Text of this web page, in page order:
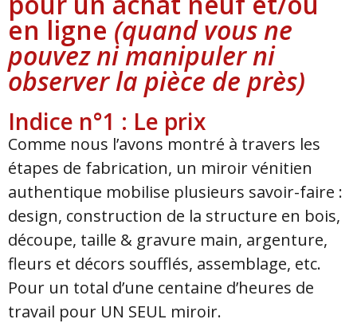
en ligne (quand vous ne
pouvez ni manipuler ni
observer la pièce de près)
Indice n°1 : Le prix
Comme nous l’avons montré à travers les
étapes de fabrication, un miroir vénitien
authentique mobilise plusieurs savoir-faire :
design, construction de la structure en bois,
découpe, taille & gravure main, argenture,
fleurs et décors soufflés, assemblage, etc.
Pour un total d’une centaine d’heures de
travail pour UN SEUL miroir.